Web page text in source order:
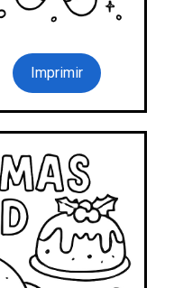
Imprimir